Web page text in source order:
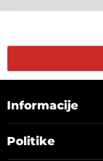
Informacije
Politike